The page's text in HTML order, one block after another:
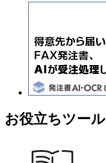
お役立ちツール